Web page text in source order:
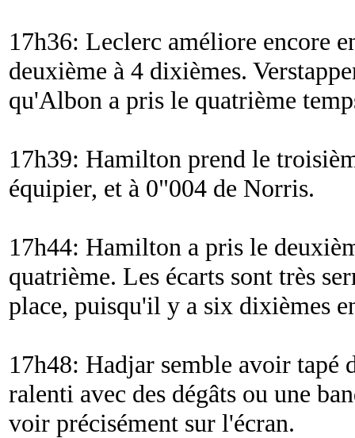
17h36: Leclerc améliore encore
deuxième à 4 dixièmes.
qu'Albon a pris le quatrième
17h39: Hamilton prend le
équipier, et à 0"004 de Norris.
17h44: Hamilton a pris le
quatrième. Les écarts sont très
place, puisqu'il y a six dixièmes
17h48: Hadjar semble avoir tapé
ralenti avec des dégâts ou une
voir précisément sur l'écran.